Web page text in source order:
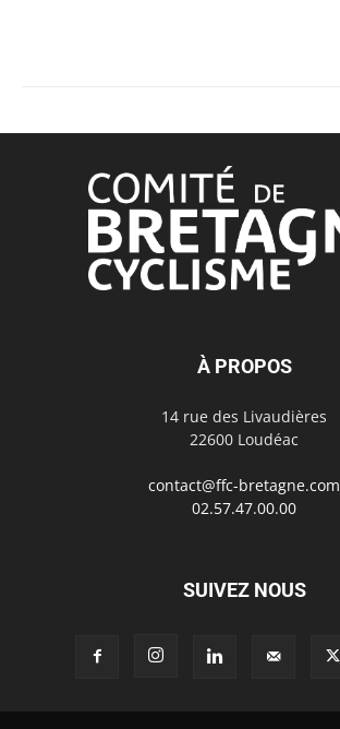
À PROPOS
14 rue des Livaudières
22600 Loudéac
contact@ffc-bretagne.com
02.57.47.00.00
SUIVEZ NOUS